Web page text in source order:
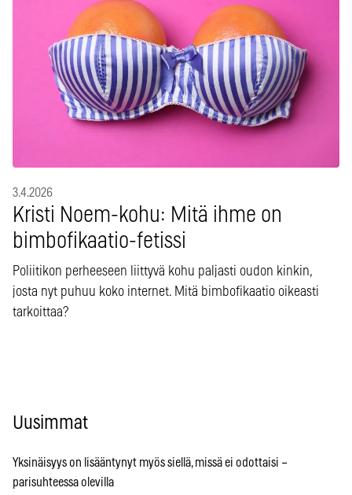
3.4.2026
Kristi Noem-kohu: Mitä ihme on
bimbofikaatio-fetissi
Poliitikon perheeseen liittyvä kohu paljasti oudon kinkin,
josta nyt puhuu koko internet. Mitä bimbofikaatio oikeasti
tarkoittaa?
Uusimmat
Yksinäisyys on lisääntynyt myös siellä, missä ei odottaisi –
parisuhteessa olevilla